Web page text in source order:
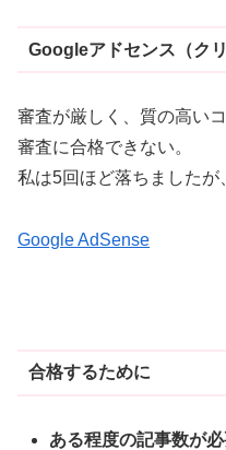
Googleアドセンス（クリ
審査が厳しく、質の高い
審査に合格できない。
私は5回ほど落ちましたが
Google AdSense
合格するために
ある程度の記事数が